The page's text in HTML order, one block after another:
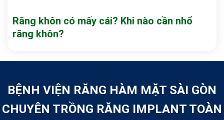
Răng khôn có mấy cái? Khi nào cần nhổ
răng khôn?
BỆNH VIỆN RĂNG HÀM MẶT SÀI GÒN
CHUYÊN TRỒNG RĂNG IMPLANT TOÀN